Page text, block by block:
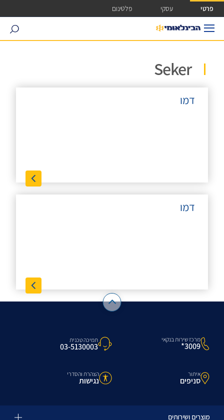
גישה ישירה לכפתור כניסה לחשבונך
פרטי עסקי פלטינום
search
Seker
דמו
דמו
מרכז שירות בנקאי
3009*
תמיכה טכנית
03-5130003
איתור
סניפים
הצהרת והסדרי
נגישות
מוצרים ושירותים